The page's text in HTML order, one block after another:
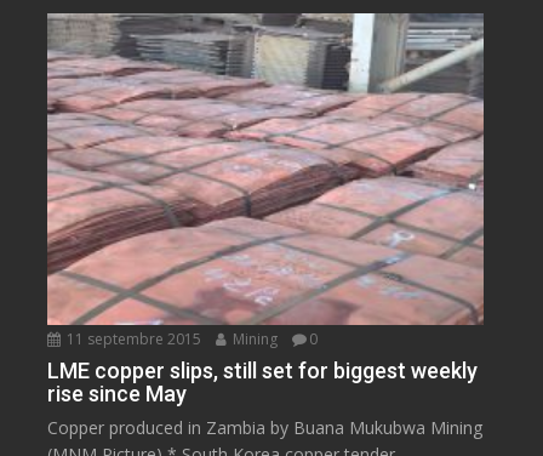
11 septembre 2015 Mining 0
LME copper slips, still set for biggest weekly
rise since May
Copper produced in Zambia by Buana Mukubwa Mining